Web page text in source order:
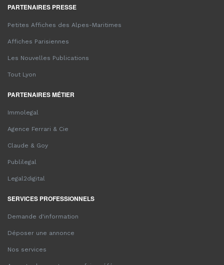
PARTENAIRES PRESSE
Petites Affiches des Alpes-Maritimes
Affiches Parisiennes
Les Nouvelles Publications
Tout Lyon
PARTENAIRES MÉTIER
Immolegal
Agence Ferrari & Cie
Claude & Goy
Publilegal
Legal2digital
SERVICES PROFESSIONNELS
Demande d'information
Déposer une annonce
Nos services